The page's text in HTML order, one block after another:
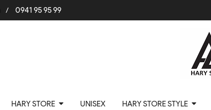
/ 0941 95 95 99
HARY STORE UNISEX HARY STORE STYLE